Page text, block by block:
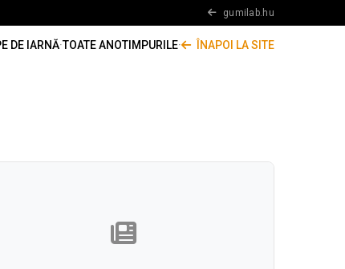
gumilab.hu
DE IARNĂ·TOATE ANOTIMPURILE· ÎNAPOI LA SITE